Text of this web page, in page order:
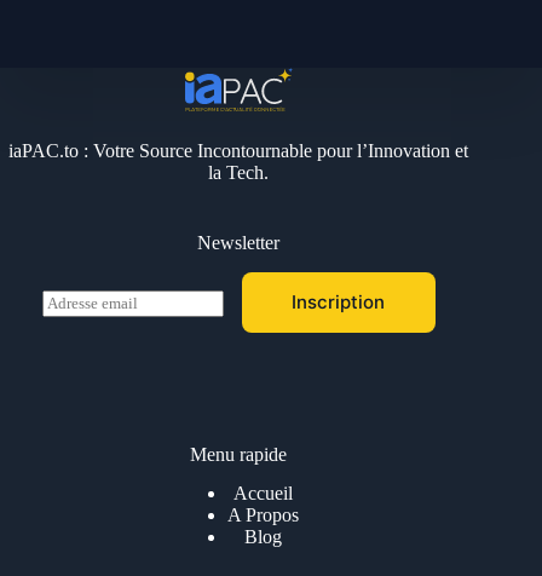
iaPAC.to : Votre Source Incontournable pour l’Innovation et
la Tech.
Newsletter
E
m
Inscription
Menu rapide
Accueil
A Propos
Blog